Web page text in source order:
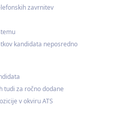
zavrnitev
kandidata neposredno
tudi za ročno dodane
v okviru ATS